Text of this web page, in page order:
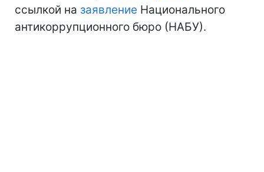
ссылкой на заявление Национального
антикоррупционного бюро (НАБУ).